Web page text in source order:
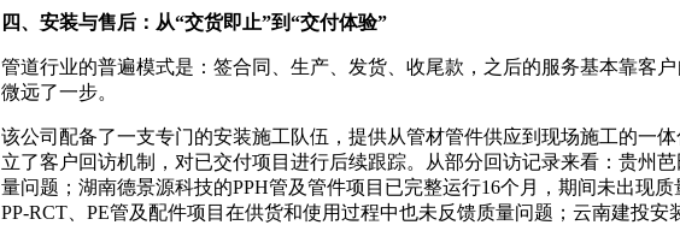
四、安装与售后：从“交货即止”到“交付体验”
管道行业的普遍模式是：签合同、生产、发货、收尾款，之后的服务基本靠客
微远了一步。
该公司配备了一支专门的安装施工队伍，提供从管材管件供应到现场施工的一
立了客户回访机制，对已交付项目进行后续跟踪。从部分回访记录来看：贵州
量问题；湖南德景源科技的PPH管及管件项目已完整运行16个月，期间未出现质
PP-RCT、PE管及配件项目在供货和使用过程中也未反馈质量问题；云南建投